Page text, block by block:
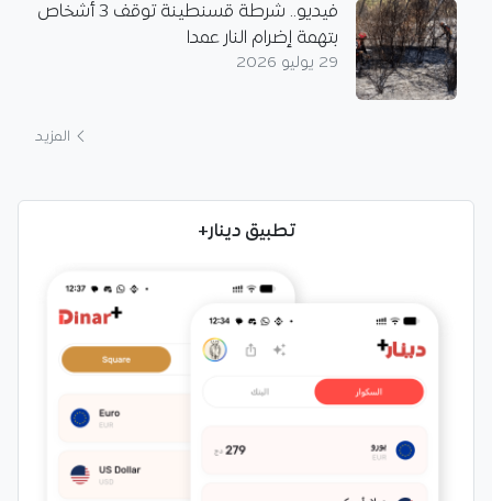
فيديو.. شرطة قسنطينة توقف 3 أشخاص
بتهمة إضرام النار عمدا
29 يوليو 2026
المزيد
تطبيق دينار+